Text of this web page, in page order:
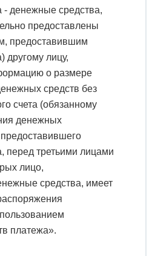
- денежные средства,
предоставлены
предоставившим
другому лицу,
о размере
средств без
счета (обязанному
денежных
перед третьими лицами
лицо,
средства, имеет
платежа».